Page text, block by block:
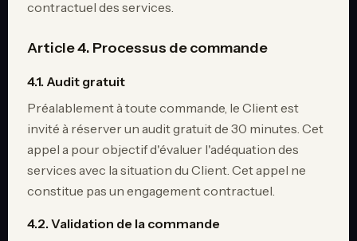
contractuel des services.
Article 4. Processus de commande
4.1. Audit gratuit
Préalablement à toute commande, le Client est
invité à réserver un audit gratuit de 30 minutes. Cet
appel a pour objectif d'évaluer l'adéquation des
services avec la situation du Client. Cet appel ne
constitue pas un engagement contractuel.
4.2. Validation de la commande